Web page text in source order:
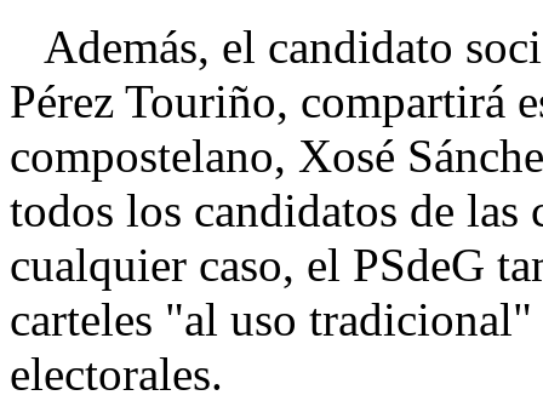
Además, el candidato
Pérez Touriño, compartirá
compostelano, Xosé
todos los candidatos de
cualquier caso, el PSdeG
carteles "al uso
electorales.